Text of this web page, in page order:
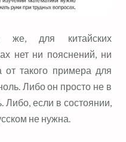
же, для китайских
нет ни пояснений, ни
от такого примера для
Либо он просто не в
Либо, если в состоянии,
не нужна.